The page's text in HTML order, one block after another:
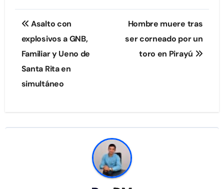
Navegación
de
entradas
Asalto con
explosivos a GNB,
Familiar y Ueno de
Santa Rita en
simultáneo
Hombre muere tras
ser corneado por un
toro en Pirayú